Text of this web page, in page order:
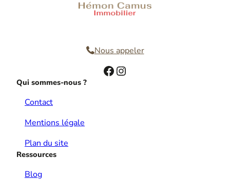
Nous appeler
Facebook Instagram
Qui sommes-nous ?
Contact
Mentions légale
Plan du site
Ressources
Blog